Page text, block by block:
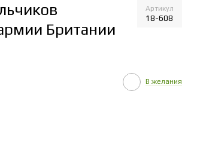
Британии
Артикул
18-608
В желания